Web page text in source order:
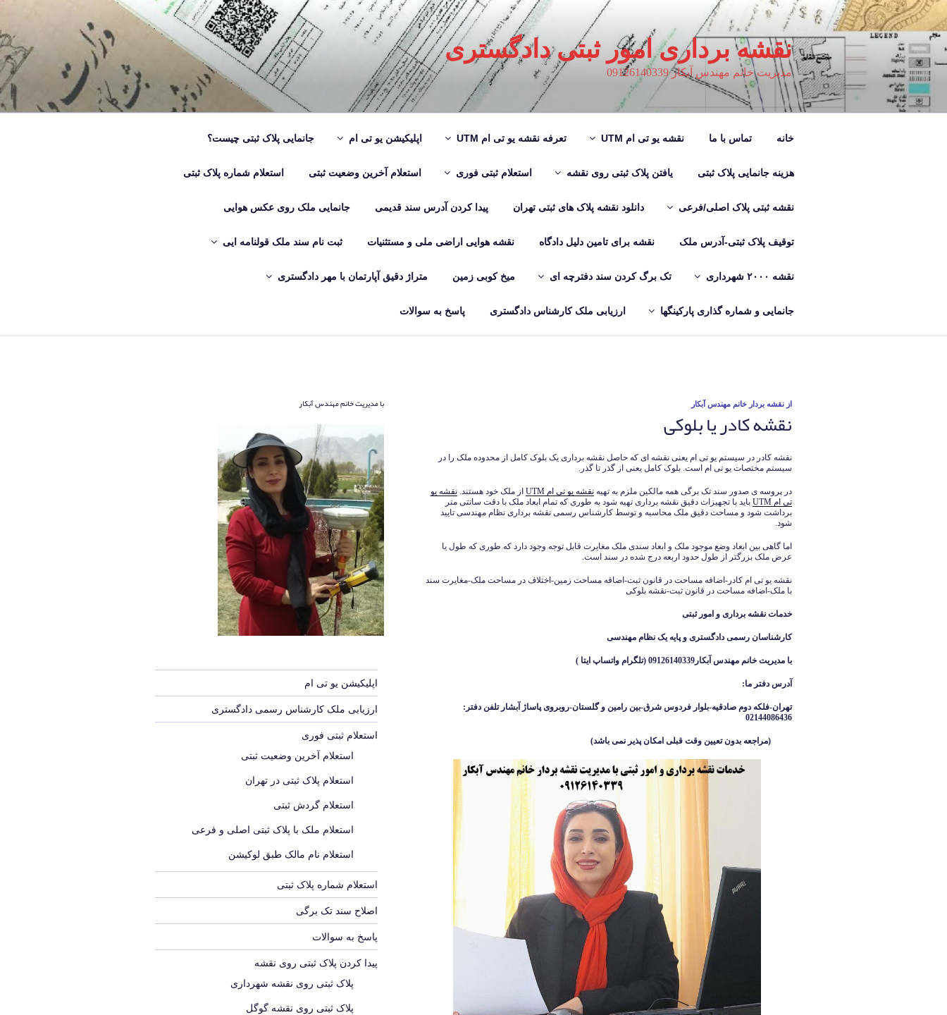
رفتن
به
محتوا
نقشه برداری امور ثبتی دادگستری
مدیریت خانم مهندس آبکار 09126140339
خانه تماس با ما نقشه یو تی ام UTM تعرفه نقشه یو تی ام UTM اپلیکیشن یو تی ام جانمایی پلاک ثبتی چیست؟
هزینه جانمایی پلاک ثبتی یافتن پلاک ثبتی روی نقشه استعلام ثبتی فوری استعلام آخرین وضعیت ثبتی استعلام شماره پلاک ثبتی
نقشه ثبتی پلاک اصلی/فرعی دانلود نقشه پلاک های ثبتی تهران پیدا کردن آدرس سند قدیمی جانمایی ملک روی عکس هوایی
توقیف پلاک ثبتی-آدرس ملک نقشه برای تامین دلیل دادگاه نقشه هوایی اراضی ملی و مستثنیات ثبت نام سند ملک قولنامه ایی
نقشه ۲۰۰۰ شهرداری تک برگ کردن سند دفترچه ای میخ کوبی زمین متراژ دقیق آپارتمان با مهر دادگستری
جانمایی و شماره گذاری پارکینگها ارزیابی ملک کارشناس دادگستری پاسخ به سوالات
نوشته‌شده
از نقشه بردار خانم مهندس آبکار
نقشه کادر یا بلوکی
نقشه کادر در سیستم یو تی ام یعنی نقشه ای که حاصل نقشه برداری یک بلوک کامل از محدوده ملک را در
سیستم مختصات یو تی ام است. بلوک کامل یعنی از گذر تا گذر.
در پروسه ی صدور سند تک برگی همه مالکین ملزم به تهیه نقشه یو تی ام UTM از ملک خود هستند. نقشه یو
تی ام UTM
باید با تجهیزات دقیق نقشه برداری تهیه شود به طوری که تمام ابعاد ملک با دقت سانتی متر
برداشت شود و مساحت دقیق ملک محاسبه و توسط کارشناس رسمی نقشه برداری نظام مهندسی تایید
شود.
اما گاهی بین ابعاد وضع موجود ملک و ابعاد سندی ملک مغایرت قابل توجه وجود دارد که طوری که طول یا
عرض ملک بزرگتر از طول حدود اربعه درج شده در سند است.
نقشه یو تی ام کادر-اضافه مساحت در قانون ثبت-اضافه مساحت زمین-اختلاف در مساحت ملک-مغایرت سند
با ملک-اضافه مساحت در قانون ثبت-نقشه بلوکی
خدمات نقشه برداری و امور ثبتی
کارشناسان رسمی دادگستری و پایه یک نظام مهندسی
با مدیریت خانم مهندس آبکار09126140339 (تلگرام واتساپ ایتا )
آدرس دفتر ما:
تهران-فلکه دوم صادقیه-بلوار فردوس شرق-بین رامین و گلستان-روبروی پاساژ آبشار تلفن دفتر:
02144086436
(مراجعه بدون تعیین وقت قبلی امکان پذیر نمی باشد)
با مدیریت خانم مهندس آبکار
اپلیکیشن یو تی ام
ارزیابی ملک کارشناس رسمی دادگستری
استعلام ثبتی فوری
استعلام آخرین وضعیت ثبتی
استعلام پلاک ثبتی در تهران
استعلام گردش ثبتی
استعلام ملک با پلاک ثبتی اصلی و فرعی
استعلام نام مالک طبق لوکیشن
استعلام شماره پلاک ثبتی
اصلاح سند تک برگی
پاسخ به سوالات
پیدا کردن پلاک ثبتی روی نقشه
پلاک ثبتی روی نقشه شهرداری
پلاک ثبتی روی نقشه گوگل